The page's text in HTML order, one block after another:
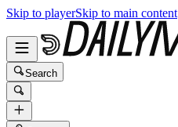
Skip to playerSkip to main content
Search